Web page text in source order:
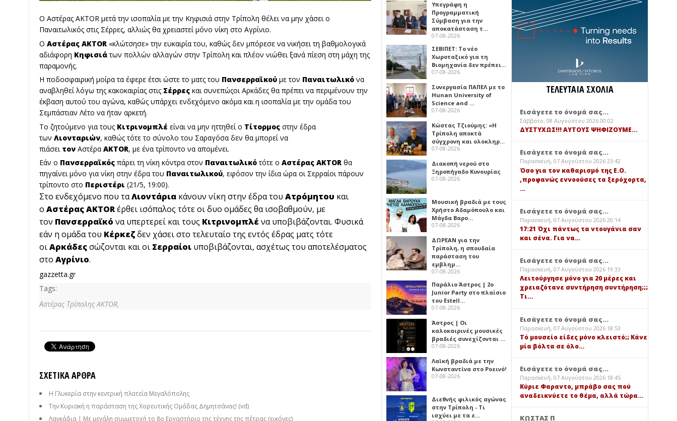
Ο Αστέρας AKTOR μετά την ισοπαλία με την Κηφισιά στην Τρίπολη θέλει να μην χάσει ο
Παναιτωλικός στις Σέρρες, αλλιώς θα χρειαστεί μόνο νίκη στο Αγρίνιο.
Ο Αστέρας AKTOR «κλώτσησε» την ευκαιρία του, καθώς δεν μπόρεσε να νικήσει τη βαθμολογικά
αδιάφορη Κηφισιάτων πολλών αλλαγών στην Τρίπολη και πλέον νιώθει ξανά πίεση στη μάχη της
παραμονής.
Η ποδοσφαιρική μοίρα τα έφερε έτσι ώστε το ματς του Πανσερραϊκού με τον Παναιτωλικό να
αναβληθεί λόγω της κακοκαιρίας στις Σέρρες και συνεπώςοι Αρκάδες θα πρέπει να περιμένουν την
έκβαση αυτού του αγώνα, καθώς υπάρχει ενδεχόμενο ακόμα και η ισοπαλία με την ομάδα του
Σεμπάστιαν Λέτο να ήταν αρκετή.
Το ζητούμενο για τους Kιτρινομπλέ είναι να μην ηττηθεί ο Τίτορμος στην έδρα
των Λιονταριών, καθώς τότε το σύνολο του Σαραγόσα δεν θα μπορεί να
πιάσει τον Αστέρα AKTOR, με ένα τρίποντο να απομένει.
Εάν ο Πανσερραϊκός πάρει τη νίκη κόντρα στον Παναιτωλικότότε ο Αστέρας AKTOR θα
πηγαίνει μόνο για νίκη στην έδρα του Παναιτωλικού, εφόσον την ίδια ώρα οι Σερραίοι πάρουν
τρίποντο στο Περιστέρι (21/5, 19:00).
Στο ενδεχόμενο που ταΛιοντάρια κάνουν νίκη στην έδρα του Ατρόμητου και
ο Αστέρας AKTORέρθει ισόπαλος τότε οι δυο ομάδες θα ισοβαθμούν, με
τον Πανσερραϊκό να υπερτερεί και τους Κιτρινομπλέ να υποβιβάζονται. Φυσικά
εάν η ομάδα του Κέρκεζδεν χάσει στο τελευταίο της εντός έδρας ματς τότε
οιΑρκάδεςσώζονται και οι Σερραίοι υποβιβάζονται, ασχέτως του αποτελέσματος
στο Αγρίνιο.
gazzetta.gr
Tags:
Αστέρας Τρίπολης AKTOR,
ΣΧΕΤΙΚΆ ΆΡΘΡΑ
Η Γλυκερία στην κεντρική πλατεία Μεγαλόπολης
Την Κυριακή η παράσταση της Χορευτικής Ομάδας Δημητσάνας! (vd)
Λαγκάδια | Με μεγάλη συμμετοχή το 8ο Εργαστήριο της τέχνης της πέτρας (εικόνες)
Υπεγράφη η
Προγραμματική
Σύμβαση για την
αποκατάσταση τ…
07-08-2026
ΣΕΒΙΠΕΤ: Το νέο
Χωροταξικό για τη
Βιομηχανία δεν πρέπει…
07-08-2026
Συνεργασία ΠΑΠΕΛ με το
Hunan University of
Science and …
07-08-2026
Κώστας Τζιούμης: «Η
Τρίπολη αποκτά
σύγχρονη και ολοκληρ…
07-08-2026
Διακοπή νερού στο
Ξηροπήγαδο Κυνουρίας
07-08-2026
Μουσική βραδιά με τους
Χρήστο Αδαμόπουλο και
Μάγδα Βαρο…
07-08-2026
ΔΩΡΕΑΝ για την
Τρίπολη, η σπουδαία
παράσταση του
εμβλημ…
07-08-2026
Παράλιο Άστρος | 2ο
Junior Party στο πλαίσιο
του Estell…
07-08-2026
Άστρος | Οι
καλοκαιρινές μουσικές
βραδιές συνεχίζονται …
07-08-2026
Λαϊκή βραδιά με την
Κωνσταντίνα στο Ροεινό!
07-08-2026
Διεθνής φιλικός αγώνας
στην Τρίπολη - Τι
ισχύει με τα ε…
ΤΕΛΕΥΤΑΙΑ ΣΧΟΛΙΑ
Εισάγετε το όνομά σας...
Σάββατο, 08 Αυγούστου 2026 00:02
ΔΥΣΤΥΧΩΣ!!! ΑΥΤΟΥΣ ΨΗΦΙΖΟΥΜΕ...
Εισάγετε το όνομά σας...
Παρασκευή, 07 Αυγούστου 2026 23:42
Όσο για τον καθαρισμό της Ε.Ο.
,προφανώς εννοούσες τα ξερόχορτα,
…
Εισάγετε το όνομά σας...
Παρασκευή, 07 Αυγούστου 2026 20:14
17:21 Όχι πάντως τα ντουγάνια σαν
και σένα. Για να…
Εισάγετε το όνομά σας...
Παρασκευή, 07 Αυγούστου 2026 19:33
Λειτούργησε μόνο για 20 μέρες και
χρειαζότανε συντήρηση συντήρηση;;;
Τι…
Εισάγετε το όνομά σας...
Παρασκευή, 07 Αυγούστου 2026 18:53
Τό μουσείο είδες μόνο κλειστό;; Κάνε
μία βόλτα σε όλο…
Εισάγετε το όνομά σας...
Παρασκευή, 07 Αυγούστου 2026 18:45
Κύριε Φαραντο, μπράβο σας πού
αναδεικνύετε το θέμα, αλλά τώρα…
ΚΩΣΤΑΣ Π